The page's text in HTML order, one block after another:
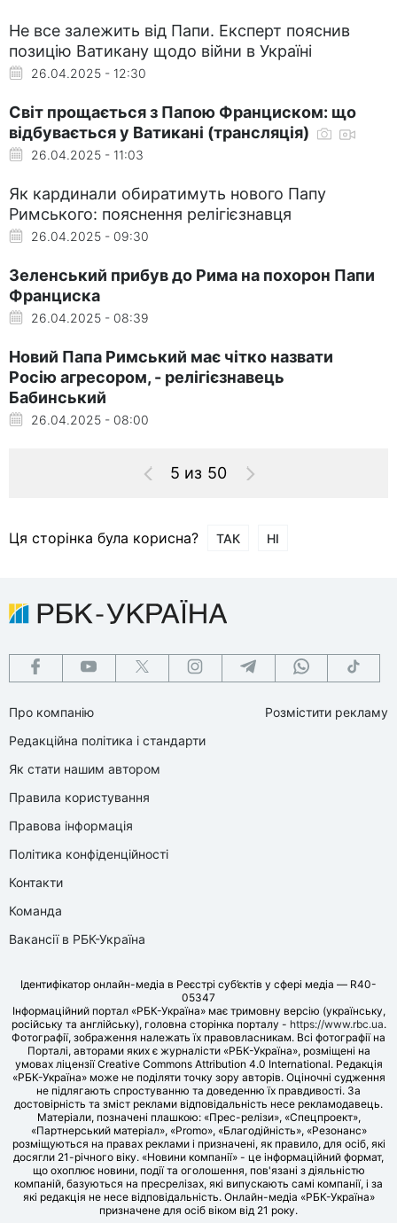
Не все залежить від Папи. Експерт пояснив
позицію Ватикану щодо війни в Україні
26.04.2025 - 12:30
Світ прощається з Папою Франциском: що
відбувається у Ватикані (трансляція)
26.04.2025 - 11:03
Як кардинали обиратимуть нового Папу
Римського: пояснення релігієзнавця
26.04.2025 - 09:30
Зеленський прибув до Рима на похорон Папи
Франциска
26.04.2025 - 08:39
Новий Папа Римський має чітко назвати
Росію агресором, - релігієзнавець
Бабинський
26.04.2025 - 08:00
5 из 50
Ця сторінка була корисна? ТАК НІ
Про компанію
Редакційна політика і стандарти
Як стати нашим автором
Правила користування
Правова інформація
Політика конфіденційності
Контакти
Команда
Вакансії в РБК-Україна
Розмістити рекламу
Ідентифікатор онлайн-медіа в Реєстрі суб’єктів у сфері медіа — R40-
05347
Інформаційний портал «РБК-Україна» має тримовну версію (українську,
російську та англійську), головна сторінка порталу - https://www.rbc.ua.
Фотографії, зображення належать їх правовласникам. Всі фотографії на
Порталі, авторами яких є журналісти «РБК-Україна», розміщені на
умовах ліцензії Creative Commons Attribution 4.0 International. Редакція
«РБК-Україна» може не поділяти точку зору авторів. Оціночні судження
не підлягають спростуванню та доведенню їх правдивості. За
достовірність та зміст реклами відповідальність несе рекламодавець.
Матеріали, позначені плашкою: «Прес-релізи», «Спецпроект»,
«Партнерський матеріал», «Promo», «Благодійність», «Резонанс»
розміщуються на правах реклами і призначені, як правило, для осіб, які
досягли 21-річного віку. «Новини компанії» - це інформаційний формат,
що охоплює новини, події та оголошення, пов'язані з діяльністю
компаній, базуються на пресрелізах, які випускають самі компанії, і за
які редакція не несе відповідальність. Онлайн-медіа «РБК-Україна»
призначене для осіб віком від 21 року.